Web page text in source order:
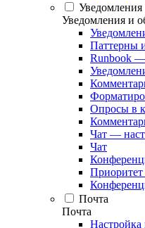
Уведомления и
Паттерны
Runbook —
Опросы в
Чат —
Чат
Почта
Почта